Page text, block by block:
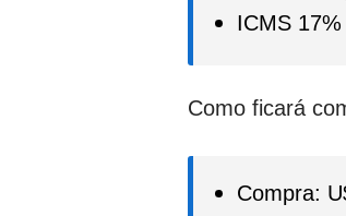
ICMS
Como ficará
Compra: